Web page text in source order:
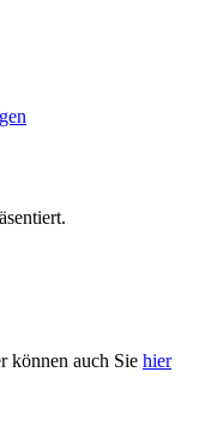
können auch Sie hier